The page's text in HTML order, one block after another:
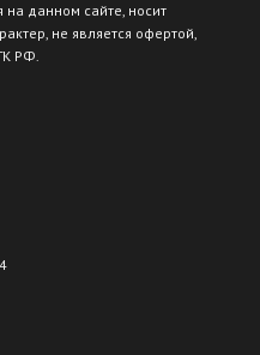
данном сайте, носит
не является офертой,
РФ.